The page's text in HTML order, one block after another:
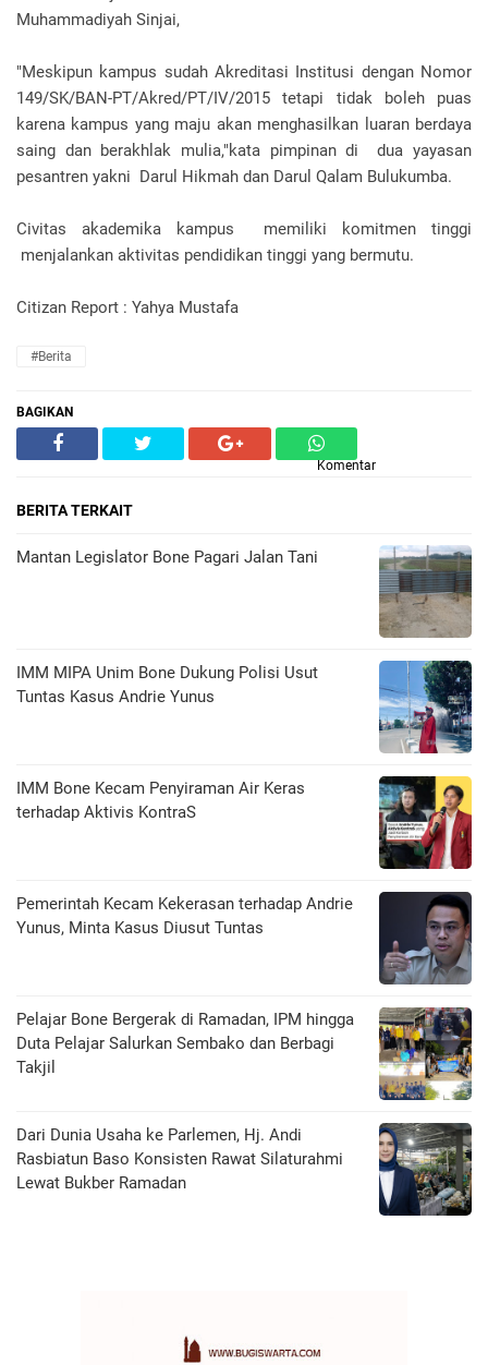
Muhammadiyah Sinjai,
"Meskipun kampus sudah Akreditasi Institusi dengan Nomor
149/SK/BAN-PT/Akred/PT/IV/2015 tetapi tidak boleh puas
karena kampus yang maju akan menghasilkan luaran berdaya
saing dan berakhlak mulia,"kata pimpinan di dua yayasan
pesantren yakni Darul Hikmah dan Darul Qalam Bulukumba.
Civitas akademika kampus memiliki komitmen tinggi
menjalankan aktivitas pendidikan tinggi yang bermutu.
Citizan Report : Yahya Mustafa
#Berita
BAGIKAN
Komentar
BERITA TERKAIT
Mantan Legislator Bone Pagari Jalan Tani
IMM MIPA Unim Bone Dukung Polisi Usut
Tuntas Kasus Andrie Yunus
IMM Bone Kecam Penyiraman Air Keras
terhadap Aktivis KontraS
Pemerintah Kecam Kekerasan terhadap Andrie
Yunus, Minta Kasus Diusut Tuntas
Pelajar Bone Bergerak di Ramadan, IPM hingga
Duta Pelajar Salurkan Sembako dan Berbagi
Takjil
Dari Dunia Usaha ke Parlemen, Hj. Andi
Rasbiatun Baso Konsisten Rawat Silaturahmi
Lewat Bukber Ramadan